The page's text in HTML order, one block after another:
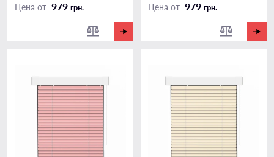
Цена от 979 грн. Цена от 979 грн.